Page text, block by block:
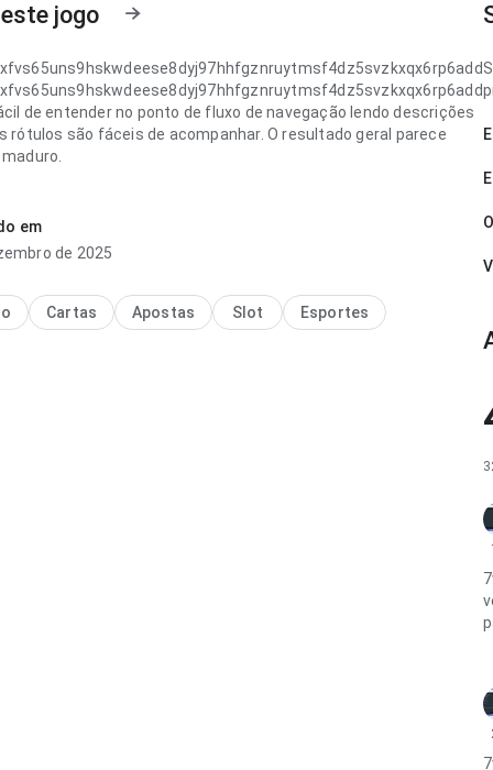
jogo
de entender no ponto de fluxo de navegação lendo descrições
rótulos são fáceis de acompanhar. O resultado geral parece
no ponto de velocidade de carregamento ao navegar por várias
página não parece carregada. A página causa uma impressão
em
de 2025
Cartas Apostas Slot Esportes